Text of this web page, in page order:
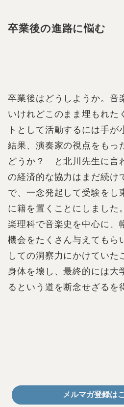
卒業後の進路に悩む
卒業後はどうしようか。音
いけれどこのまま埋もれた
トとして活動するには手が
結果、演奏家の視点をもっ
どうか？ と北川先生に言
の経済的な協力はまだ続け
で、一念発起して受験をし
に籍を置くことにしました。
楽理科で音楽史を中心に、
機会をたくさん与えてもら
しての洞察力にかけていた
身体を壊し、最終的には大
るという道を断念せざるを
メルマガ登録は